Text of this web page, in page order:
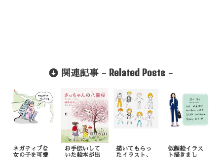
関連記事 - Related Posts-
ネガティブな
女の子を可愛
お手伝いして
いた絵本が出
描いてもらっ
たイラスト、
似顔絵イラス
ト描きまし